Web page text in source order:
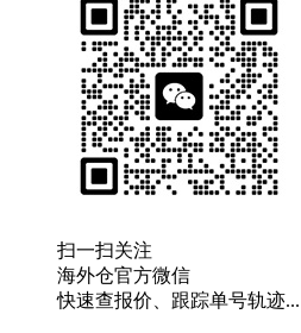
扫一扫关注
海外仓官方微信
快速查报价、跟踪单号轨迹...